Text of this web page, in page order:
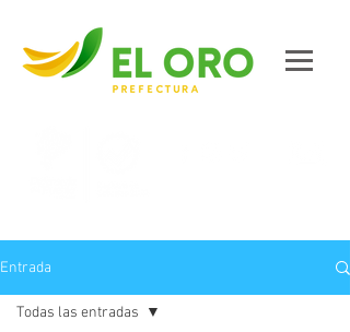
Entrada
Todas las entradas